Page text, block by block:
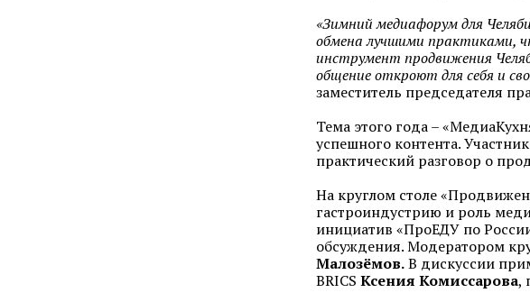
«Зимний медиафорум для
обмена лучшими практиками,
инструмент продвижения
общение откроют для себя и
заместитель председателя
Тема этого года –
успешного контента.
практический разговор о
На круглом столе
гастроиндустрию и роль
инициатив «ПроЕДУ по
обсуждения. Модератором
Малозёмов.В дискуссии
BRICSКсения Комиссарова,